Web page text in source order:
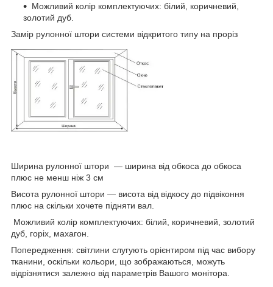
Можливий колір комплектуючих: білий, коричневий,
золотий дуб.
Замір рулонної штори системи відкритого типу на проріз
Ширина рулонної штори ― ширина від обкоса до обкоса
плюс не менш ніж 3 см
Висота рулонної штори — висота від відкосу до підвіконня
плюс на скільки хочете підняти вал.
Можливий колір комплектуючих: білий, коричневий, золотий
дуб, горіх, махагон.
Попередження: світлини слугують орієнтиром під час вибору
тканини, оскільки кольори, що зображаються, можуть
відрізнятися залежно від параметрів Вашого монітора.